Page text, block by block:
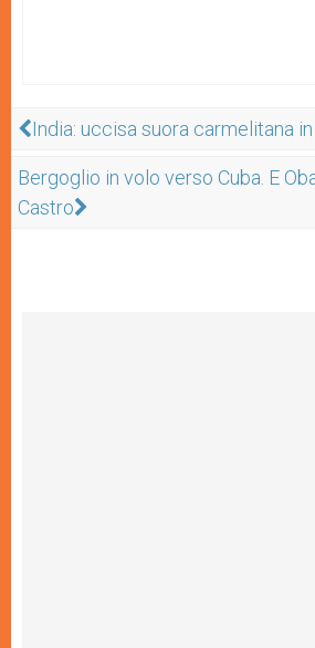
India: uccisa suora carmelitana
Bergoglio in volo verso Cuba. E
Castro